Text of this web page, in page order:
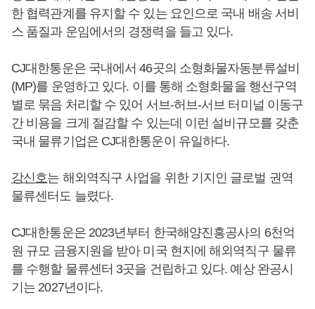
한 협력관계를 유지할 수 있는 요인으로 국내 배송 서비
스 품질과 운임에서의 경쟁력을 들고 있다.
CJ대한통운은 국내에서 46곳의 소형화물자동분류설비
(MP)를 운영하고 있다. 이를 통해 소형화물을 행선구역
별로 묶음 처리할 수 있어 서브-허브-서브 터미널 이동구
간 비용을 크게 절감할 수 있는데 이런 설비규모를 갖춘
국내 물류기업은 CJ대한통운이 유일하다.
강신호는 해외역직구 사업을 위한 기지인 글로벌 권역
물류센터도 늘렸다.
CJ대한통운은 2023년부터 한국해양진흥공사의 6천억
원 규모 금융지원을 받아 미국 현지에 해외역직구 물류
를 수행할 물류센터 3곳을 건립하고 있다. 예상 완공시
기는 2027년이다.